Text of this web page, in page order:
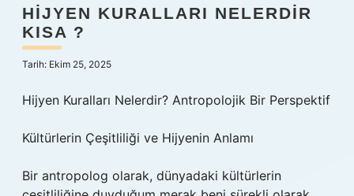
Politikası
Yasal Uyarı
HIJYEN KURALLARI NELERDIR
KISA ?
Tarih: Ekim 25, 2025
Hijyen Kuralları Nelerdir? Antropolojik Bir Perspektif
Kültürlerin Çeşitliliği ve Hijyenin Anlamı
Bir antropolog olarak, dünyadaki kültürlerin